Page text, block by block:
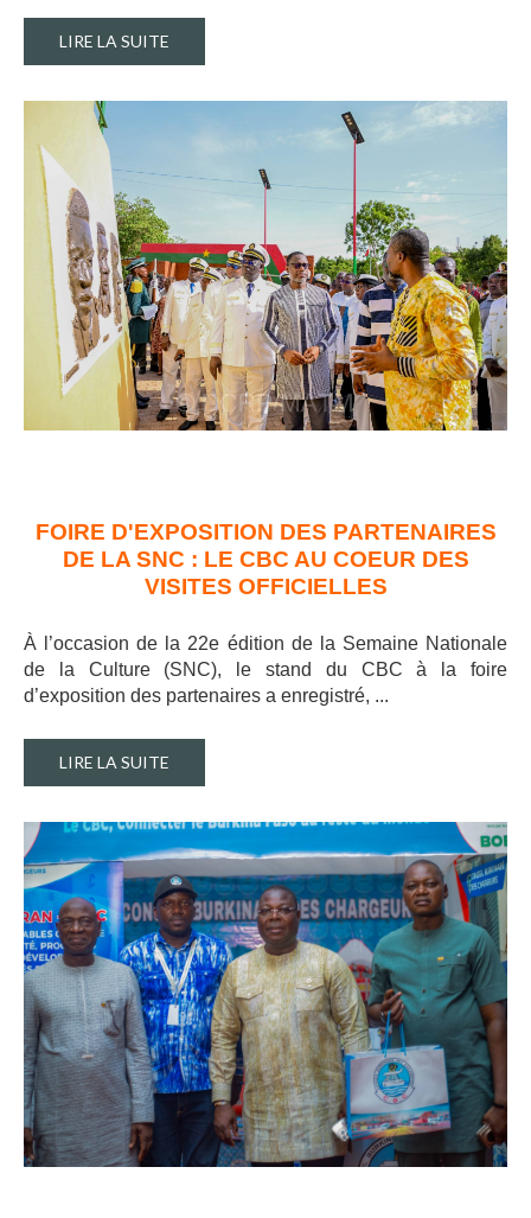
LIRE LA SUITE
FOIRE D'EXPOSITION DES PARTENAIRES
DE LA SNC : LE CBC AU COEUR DES
VISITES OFFICIELLES
À l’occasion de la 22e édition de la Semaine Nationale
de la Culture (SNC), le stand du CBC à la foire
d’exposition des partenaires a enregistré, ...
LIRE LA SUITE